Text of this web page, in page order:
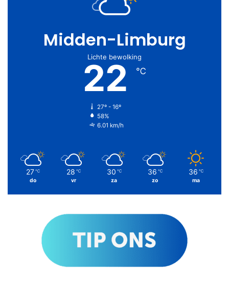
Midden-Limburg
Lichte bewolking
22 ℃
27º - 16º
58%
6.01 km/h
27 ℃
do
28 ℃
vr
30 ℃
za
36 ℃
zo
36 ℃
ma